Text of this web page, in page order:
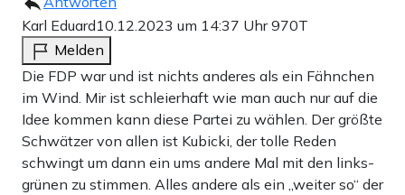
Karl Eduard10.12.2023 um 14:37 Uhr970T
Melden
Die FDP war und ist nichts anderes als ein Fähnchen
im Wind. Mir ist schleierhaft wie man auch nur auf die
Idee kommen kann diese Partei zu wählen. Der größte
Schwätzer von allen ist Kubicki, der tolle Reden
schwingt um dann ein ums andere Mal mit den links-
grünen zu stimmen. Alles andere als ein „weiter so“ der